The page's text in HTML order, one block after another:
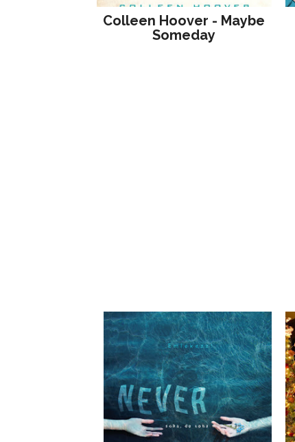
Colleen Hoover - Maybe
Someday